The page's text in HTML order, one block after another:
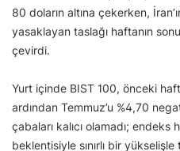
80 doların altına çekerken,
yasaklayan taslağı haftanın
çevirdi.
Yurt içinde BIST 100, önceki
ardından Temmuz’u %4,70
çabaları kalıcı olamadı; endeks
beklentisiyle sınırlı bir